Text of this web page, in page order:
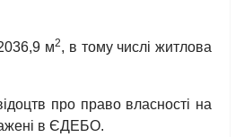
м2, в тому числі житлова
про право власності на
в ЄДЕБО.